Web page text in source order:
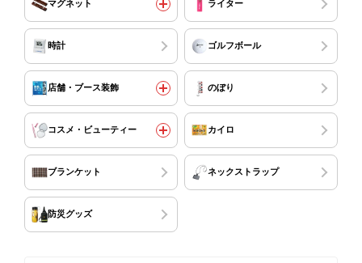
マグネット ライター
時計 ゴルフボール
店舗・ブース装飾 のぼり
コスメ・ビューティー カイロ
ブランケット ネックストラップ
防災グッズ